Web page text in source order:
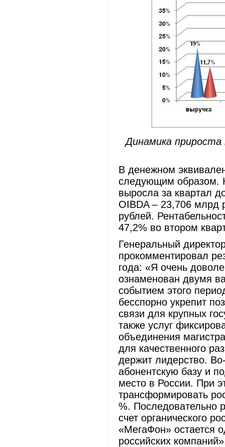
Динамика прироста
В денежном
следующим образом.
выросла за квартал
OIBDA – 23,706 млрд
рублей.
47,2% во втором
Генеральный
прокомментировал
года: «Я очень
ознаменован двумя
событием этого
бесспорно укрепит
связи для крупных
также услуг
объединения
для качественного
держит лидерство.
абонентскую базу и
место в России. При
трансформировать
%. Последовательно
счет органического
«МегаФон» остается
российских